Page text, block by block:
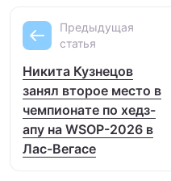
Предыдущая
статья
Никита Кузнецов
занял второе место в
чемпионате по хедз-
апу на WSOP-2026 в
Лас-Вегасе